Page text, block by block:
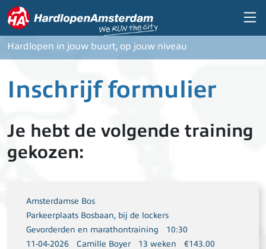
Overslaan en naar de inhoud gaan
Hardlopen in jouw buurt, op jouw niveau
Inschrijf formulier
Je hebt de volgende training
gekozen:
Amsterdamse Bos
Parkeerplaats Bosbaan, bij de lockers
Gevorderden en marathontraining
10:30
11-04-2026
Camille Boyer 13 weken €143.00